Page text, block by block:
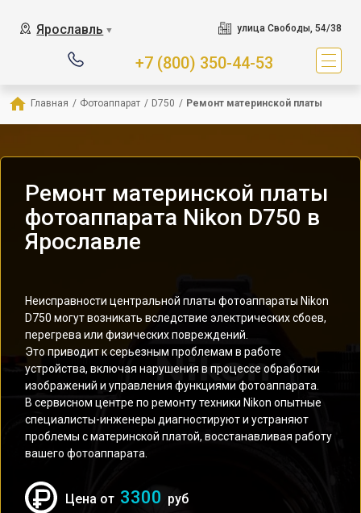
Ярославль ▼ улица Свободы, 54/38
+7 (800) 350-44-53
Главная / Фотоаппарат / D750 / Ремонт материнской платы
Ремонт материнской платы
фотоаппарата Nikon D750 в
Ярославле
Неисправности центральной платы фотоаппараты Nikon
D750 могут возникать вследствие электрических сбоев,
перегрева или физических повреждений.
Это приводит к серьезным проблемам в работе
устройства, включая нарушения в процессе обработки
изображений и управления функциями фотоаппарата.
В сервисном центре по ремонту техники Nikon опытные
специалисты-инженеры диагностируют и устраняют
проблемы с материнской платой, восстанавливая работу
вашего фотоаппарата.
Цена от 3300 руб